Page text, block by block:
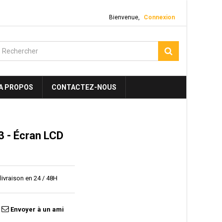
Bienvenue, Connexion
PROPOS CONTACTEZ-NOUS
- Écran LCD
en 24 / 48H
Envoyer à un ami